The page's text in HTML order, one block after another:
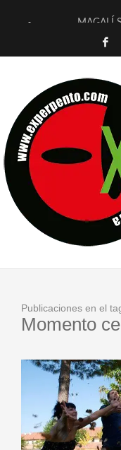
MAGALÍ
[LA BOLA
OSLO OVNIES
FÉLIX CALVO
[EL SER
ENTREVISTA
Publicaciones en el
Momento